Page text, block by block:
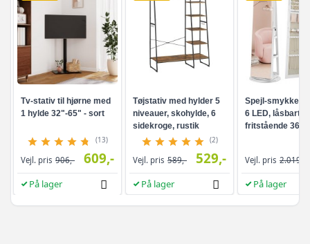
Tv-stativ til hjørne med
1 hylde 32"-65" - sort
(13)
Vejl. pris 906,- 609,-
På lager
Tøjstativ med hylder 5
niveauer, skohylde, 6
sidekroge, rustik
brun/sort
(2)
Vejl. pris 589,- 529,-
På lager
Spejl-
6 LED, låsbart -
fritstående 360°
helkropsspejl, 3
hvid/greige
Vejl. pris 2.019,-
På lager